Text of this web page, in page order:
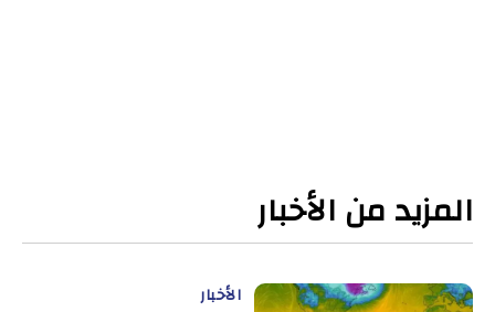
المزيد من الأخبار
الأخبار